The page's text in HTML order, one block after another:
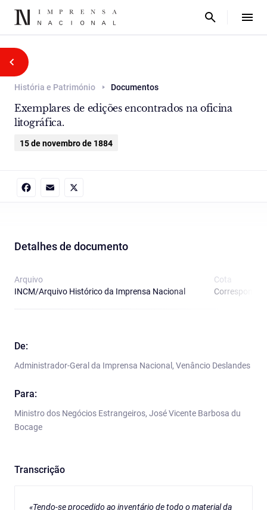
História e Património Documentos
Exemplares de edições encontrados na oficina
litográfica.
15 de novembro de 1884
Detalhes de documento
Arquivo
INCM/Arquivo Histórico da Imprensa Nacional
Cota
De:
Administrador-Geral da Imprensa Nacional, Venâncio Deslandes
Para:
Ministro dos Negócios Estrangeiros, José Vicente Barbosa du
Bocage
Transcrição
«Tendo-se procedido ao inventário de todo o material da